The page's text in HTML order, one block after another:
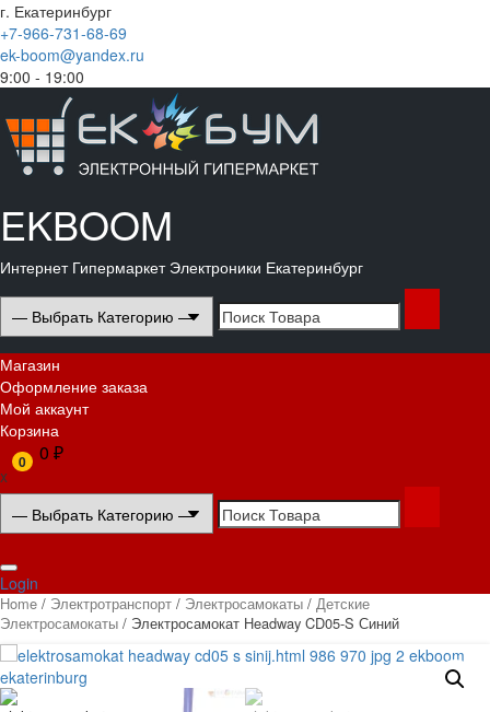
Перейти
к
содержимому
г. Екатеринбург
+7-966-731-68-69
ek-boom@yandex.ru
9:00 - 19:00
аккаунт
Оформление
заказа
EKBOOM
Интернет Гипермаркет Электроники Екатеринбург
Search
for:
Основное
меню
Магазин
Оформление заказа
Мой аккаунт
Корзина
0 0 ₽
x
Search
for:
Login
Home / Электротранспорт / Электросамокаты / Детские
Электросамокаты / Электросамокат Headway CD05-S Синий